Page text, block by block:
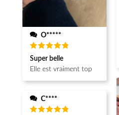
O*****
Note 5
sur 5
Super belle
Elle est vraiment top
C****